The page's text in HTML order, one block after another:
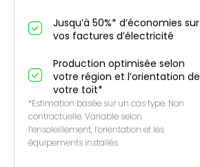
Jusqu’à 50%* d’économies sur
vos factures d’électricité
Production optimisée selon
votre région et l’orientation de
votre toit*
*Estimation basée sur un cas type. Non
contractuelle. Variable selon
l’ensoleillement, l’orientation et les
équipements installés.